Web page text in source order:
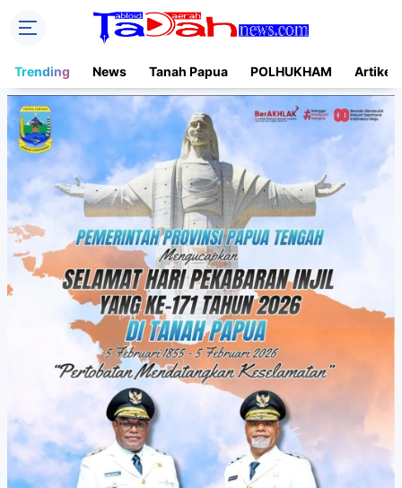
Trending News Tanah Papua POLHUKHAM Artikel